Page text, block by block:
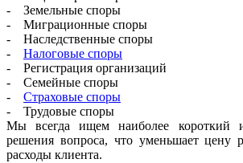
- Земельные споры
- Миграционные споры
- Наследственные споры
- Налоговые споры
- Регистрация организаций
- Семейные споры
- Страховые споры
- Трудовые споры
Мы всегда ищем наиболее короткий
решения вопроса, что уменьшает цену
расходы клиента.